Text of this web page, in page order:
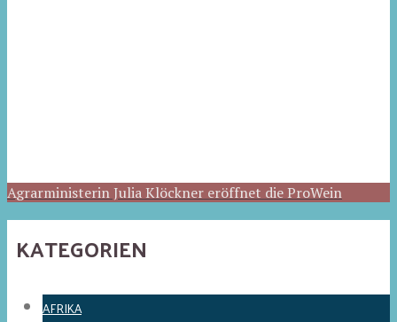
Agrarministerin Julia Klöckner eröffnet die ProWein
KATEGORIEN
AFRIKA